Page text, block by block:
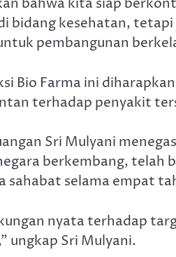
bahwa kita siap
bidang kesehatan,
pembangunan
Bio Farma ini
terhadap penyakit
Sri Mulyani
berkembang, telah
sahabat selama empat
nyata terhadap
ungkap Sri Mulyani.